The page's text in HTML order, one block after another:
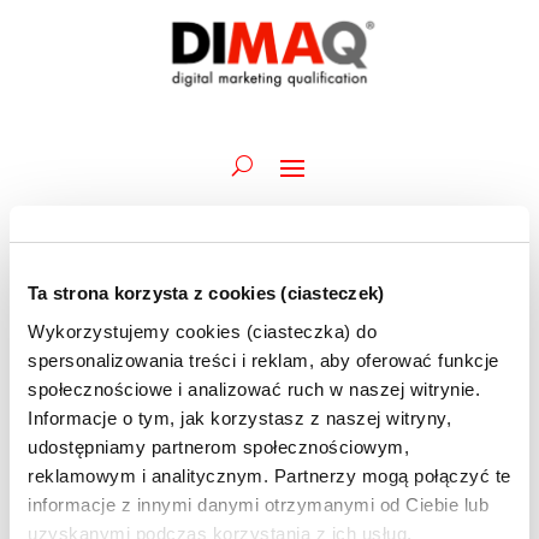
Ta strona korzysta z cookies (ciasteczek)
Wykorzystujemy cookies (ciasteczka) do
spersonalizowania treści i reklam, aby oferować funkcje
społecznościowe i analizować ruch w naszej witrynie.
Informacje o tym, jak korzystasz z naszej witryny,
udostępniamy partnerom społecznościowym,
reklamowym i analitycznym. Partnerzy mogą połączyć te
informacje z innymi danymi otrzymanymi od Ciebie lub
uzyskanymi podczas korzystania z ich usług.
Wydarzenia
for
27
listopada
2025
po
i
27.11.2025
Wybierz
datę.
Trwające
Akademia DIMAQ Professional | B.Paczyński |
24-28.11 i 01-03.12 | szkolenie ONLINE
24 listopada 2025 @ 13:30-3 grudnia 2025 @ 16:00
10:00